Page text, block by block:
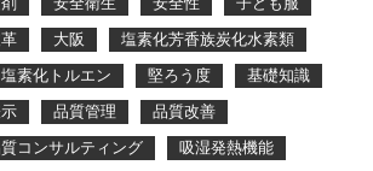
大阪
塩素化芳香族炭化水素類
塩素化トルエン 堅ろう度
基礎知識
品質管理
品質改善
コンサルティング
吸湿発熱機能